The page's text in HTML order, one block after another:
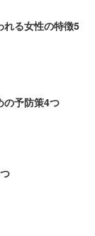
れる女性の特徴5
の予防策4つ